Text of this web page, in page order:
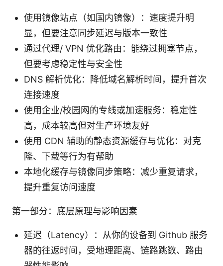
使用镜像站点（如国内镜像）：速度提升明
显，但要注意同步延迟与版本一致性
通过代理/ VPN 优化路由：能绕过拥塞节点，
但要考虑稳定性与安全性
DNS 解析优化：降低域名解析时间，提升首次
连接速度
使用企业/校园网的专线或加速服务：稳定性
高，成本较高但对生产环境友好
使用 CDN 辅助的静态资源缓存与优化：对克
隆、下载等行为有帮助
本地化缓存与镜像同步策略：减少重复请求，
提升重复访问速度
第一部分：底层原理与影响因素
延迟（Latency）：从你的设备到 Github 服务
器的往返时间，受地理距离、链路跳数、路由